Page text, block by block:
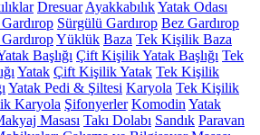
Dresuar AyakkabılıkYatak Odası
Sürgülü Gardırop Bez Gardırop
Yüklük Baza Tek Kişilik Baza
Başlığı Çift Kişilik Yatak Başlığı Tek
Yatak Çift Kişilik Yatak Tek Kişilik
Yatak Pedi & Şiltesi Karyola Tek Kişilik
Karyola Şifonyerler Komodin Yatak
Masası Takı Dolabı Sandık Paravan